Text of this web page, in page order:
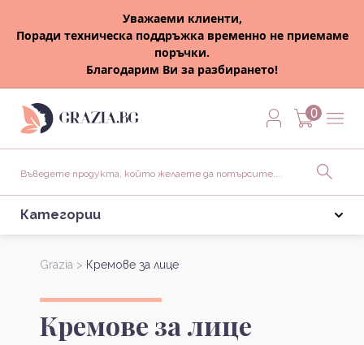
Уважаеми клиенти,
Поради техническа поддръжка временно не приемаме
поръчки.
Благодарим Ви за разбирането!
0
Категории
Grazia > Кремове за лице
Кремове за лице